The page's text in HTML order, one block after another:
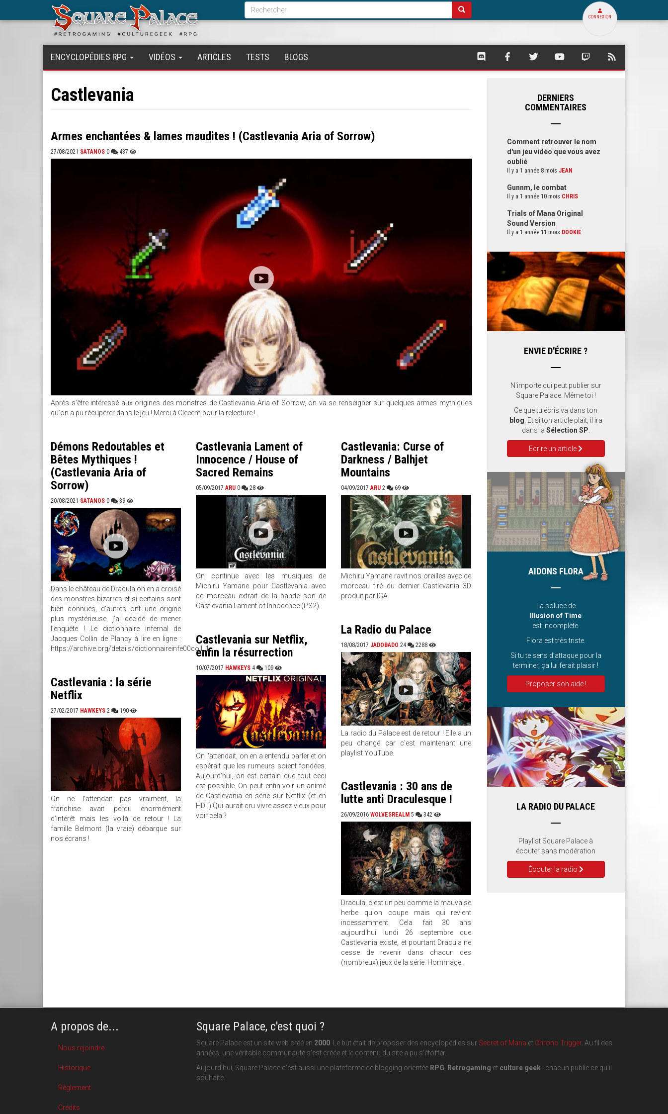
Formulaire
de
recherche
Rechercher
CONNEXION
ENCYCLOPÉDIES RPG VIDÉOS ARTICLES TESTS BLOGS
SQUARE
SQUARE SQUARE SQUARE SQUARE
Castlevania
Armes enchantées & lames maudites ! (Castlevania Aria of Sorrow)
27/08/2021 SATANOS 0 437
Après s'être intéressé aux origines des monstres de Castlevania Aria of Sorrow, on va se renseigner sur quelques armes mythiques
qu'on a pu récupérer dans le jeu ! Merci à Cleeem pour la relecture !
Démons Redoutables et
Bêtes Mythiques !
(Castlevania Aria of
Sorrow)
20/08/2021 SATANOS 0 39
Dans le château de Dracula on en a croisé
des monstres bizarres et si certains sont
bien connues, d'autres ont une origine
plus mystérieuse, j'ai décidé de mener
l'enquête ! Le dictionnaire infernal de
Jacques Collin de Plancy à lire en ligne :
https://archive.org/details/dictionnaireinfe00coll_1...
Castlevania Lament of
Innocence / House of
Sacred Remains
05/09/2017 ARU 0 28
On continue avec les musiques de
Michiru Yamane pour Castlevania avec
ce morceau extrait de la bande son de
Castlevania Lament of Innocence (PS2).
Castlevania: Curse of
Darkness / Balhjet
Mountains
04/09/2017 ARU 2 69
Michiru Yamane ravit nos oreilles avec ce
morceau tiré du dernier Castlevania 3D
produit par IGA.
La Radio du Palace
18/08/2017 JADOBADO 24 2288
La radio du Palace est de retour ! Elle a un
peu changé car c'est maintenant une
playlist YouTube.
Castlevania sur Netflix,
enfin la résurrection
10/07/2017 HAWKEYS 4 109
On l'attendait, on en a entendu parler et on
espérait que les rumeurs soient fondées.
Aujourd'hui, on est certain que tout ceci
est possible. On peut enfin voir un animé
de Castlevania en série sur Netflix (et en
HD !) Qui aurait cru vivre assez vieux pour
voir cela ?
Castlevania : la série
Netflix
27/02/2017 HAWKEYS 2 190
On ne l'attendait pas vraiment, la
franchise avait perdu énormément
d’intérêt mais les voilà de retour ! La
famille Belmont (la vraie) débarque sur
nos écrans !
Castlevania : 30 ans de
lutte anti Draculesque !
26/09/2016 WOLVESREALM 5 342
Dracula, c'est un peu comme la mauvaise
herbe qu'on coupe mais qui revient
incessamment. Cela fait 30 ans
aujourd'hui lundi 26 septembre que
Castlevania existe, et pourtant Dracula ne
cesse de revenir dans chacun des
(nombreux) jeux de la série. Hommage.
DERNIERS
COMMENTAIRES
Comment retrouver le nom
d'un jeu vidéo que vous avez
oublié
Il y a 1 année 8 mois JEAN
Gunnm, le combat
Il y a 1 année 10 mois CHRIS
Trials of Mana Original
Sound Version
Il y a 1 année 11 mois DOOKIE
ENVIE D'ÉCRIRE ?
N'importe qui peut publier sur
Square Palace. Même toi !
Ce que tu écris va dans ton
blog . Et si ton article plait, il ira
dans la Sélection SP
Ecrire un article
AIDONS FLORA
La soluce de
Illusion of Time
est incomplète.
Flora est très triste.
Si tu te sens d’attaque pour la
terminer, ça lui ferait plaisir !
Proposer son aide !
LA RADIO DU PALACE
Playlist Square Palace à
écouter sans modération
Écouter la radio
A propos de...
Nous rejoindre
Historique
Règlement
Crédits
Square Palace, c'est quoi ?
Square Palace est un site web créé en 2000. Le but était de proposer des encyclopédies sur Secret of Mana et Chrono Trigger. Au fil des
années, une véritable communauté s'est créée et le contenu du site a pu s'étoffer.
Aujourd'hui, Square Palace c'est aussi une plateforme de blogging orientée RPG, Retrogaming et culture geek: chacun publie ce qu'il
souhaite.